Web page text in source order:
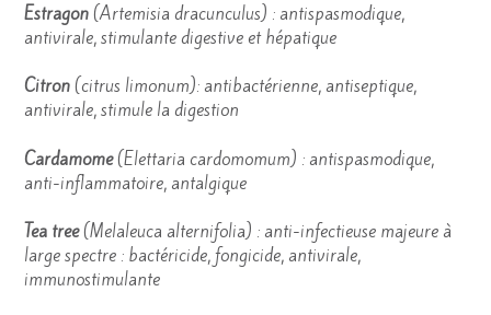
Estragon(Artemisia dracunculus) : antispasmodique,
antivirale, stimulante digestive et hépatique
Citron(citrus limonum): antibactérienne, antiseptique,
antivirale, stimule la digestion
Cardamome(Elettaria cardomomum) : antispasmodique,
anti-inflammatoire, antalgique
Tea tree(Melaleuca alternifolia) : anti-infectieuse majeure à
large spectre : bactéricide, fongicide, antivirale,
immunostimulante